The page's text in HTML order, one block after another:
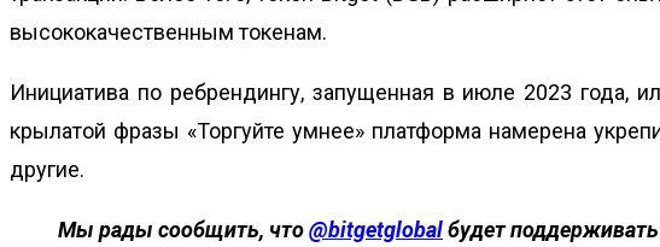
высококачественным токенам.
Инициатива по ребрендингу, запущенная в июле 2023 года,
крылатой фразы «Торгуйте умнее» платформа намерена
другие.
Мы рады сообщить, что@bitgetglobalбудет